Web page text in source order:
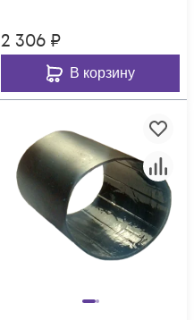
2 306 ₽
В корзину